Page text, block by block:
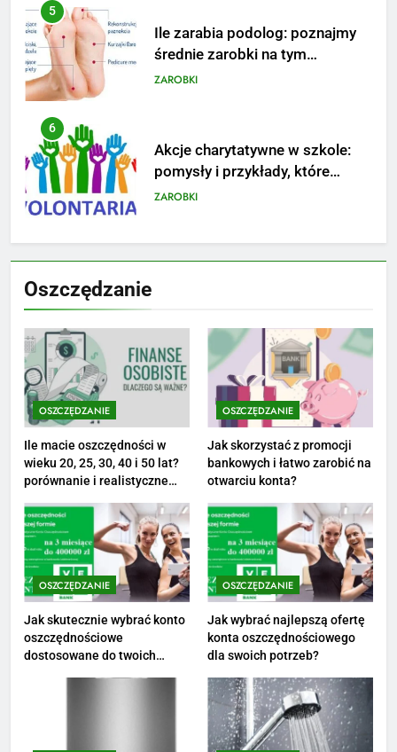
6
Akcje charytatywne w szkole:
pomysły i przykłady, które
zainspirują
ZAROBKI
7
Jak przygotować się finansowo
na narodziny dziecka: ile to
kosztuje i jak zaplanować
PORADY
1
Ile zarabia striptizer: poznaj
aktualne stawki męskiego
striptizera
2
Ile zarabia psycholog szkolny:
poznaj średnie zarobki na tym
stanowisku
ZAROBKI
3
Ile zarabia florysta — średnie
zarobki, dodatki i sposoby na
Ile zarabia nauczyciel
Oszczędzanie
OSZCZĘDZANIE
Ile macie oszczędności w
wieku 20, 25, 30, 40 i 50 lat?
porównanie i realistyczne
OSZCZĘDZANIE
Jak skorzystać z promocji
bankowych i łatwo zarobić na
otwarciu konta?
OSZCZĘDZANIE
Jak skutecznie wybrać konto
oszczędnościowe
dostosowane do twoich
OSZCZĘDZANIE
Jak wybrać najlepszą ofertę
konta oszczędnościowego
dla swoich potrzeb?